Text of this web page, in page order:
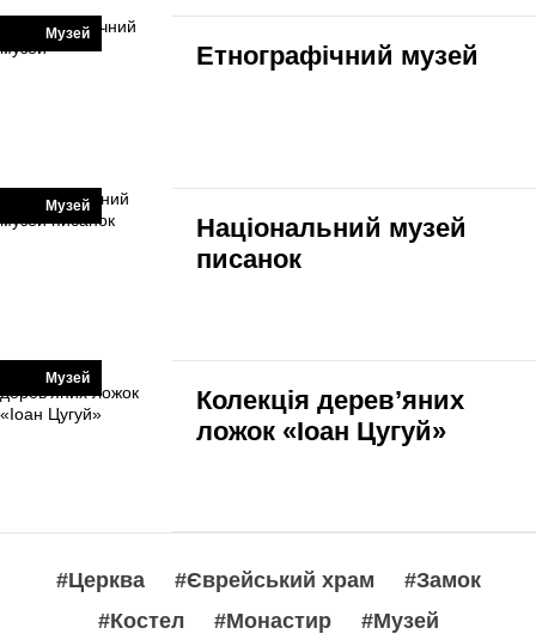
Етнографічний музей
Музей
Національний музей
писанок
Музей
Колекція дерев’яних
ложок «Іоан Цугуй»
Музей
#Церква #Єврейський храм
#Замок
#Костел
#Монастир #Музей